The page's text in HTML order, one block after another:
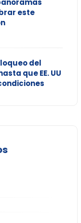
este
del
que EE. UU